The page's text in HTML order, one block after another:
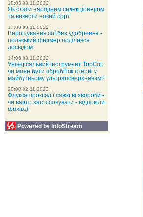
18:03 03.11.2022
Як стати народним селекціонером
та вивести новий сорт
17:08 03.11.2022
Вирощування сої без удобрення -
польський фермер поділився
досвідом
14:06 03.11.2022
Універсальний інструмент TopCut:
чи може бути обробіток стерні у
майбутньому ультраповерхневим?
20:08 02.11.2022
Флуксапіроксад і сажкові хвороби -
чи варто застосовувати - відповіли
фахівці
Powered by InfoStream